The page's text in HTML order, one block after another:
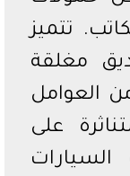
تتميز
مغلقة
العوامل
على
السيارات